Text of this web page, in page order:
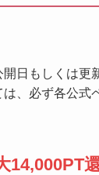
日もしくは更
、必ず各公式
14,000PT